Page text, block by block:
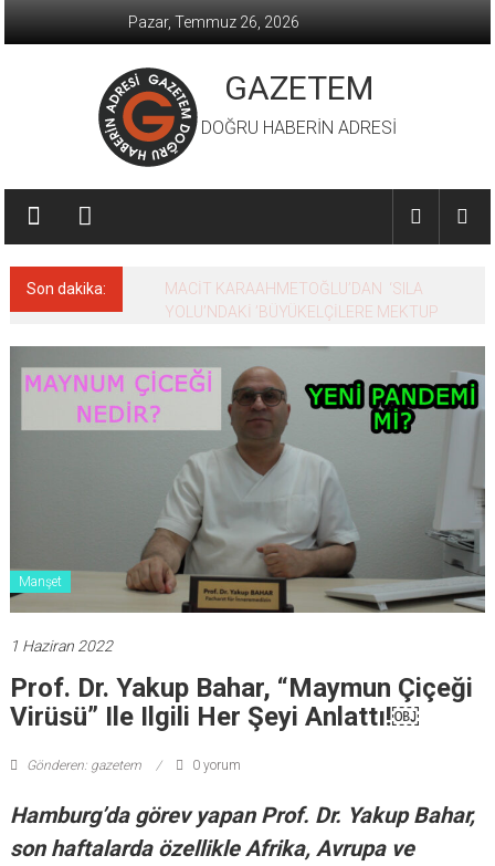
Pazar, Temmuz 26, 2026
GAZETEM
DOĞRU HABERİN ADRESİ
Son dakika:
MACİT KARAAHMETOĞLU’DAN ‘SILA
YOLU’NDAKİ ’BÜYÜKELÇİLERE MEKTUP
Manşet
1 Haziran 2022
Prof. Dr. Yakup Bahar, “Maymun Çiçeği
Virüsü” Ile Ilgili Her Şeyi Anlattı!￼
Gönderen: gazetem 0 yorum
Hamburg’da görev yapan Prof. Dr. Yakup Bahar,
son haftalarda özellikle Afrika, Avrupa ve